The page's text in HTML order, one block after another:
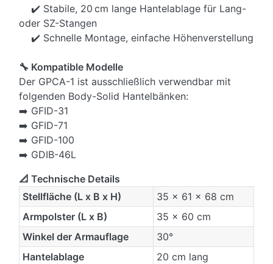
✔️ Stabile, 20 cm lange Hantelablage für Lang-
oder SZ-Stangen
✔️ Schnelle Montage, einfache Höhenverstellung
🔧 Kompatible Modelle
Der GPCA-1 ist ausschließlich verwendbar mit
folgenden Body-Solid Hantelbänken:
➡️ GFID-31
➡️ GFID-71
➡️ GFID-100
➡️ GDIB-46L
📐 Technische Details
Stellfläche (L x B x H)
35 x 61 x 68 cm
Armpolster (L x B)
35 x 60 cm
Winkel der Armauflage
30°
Hantelablage
20 cm lang